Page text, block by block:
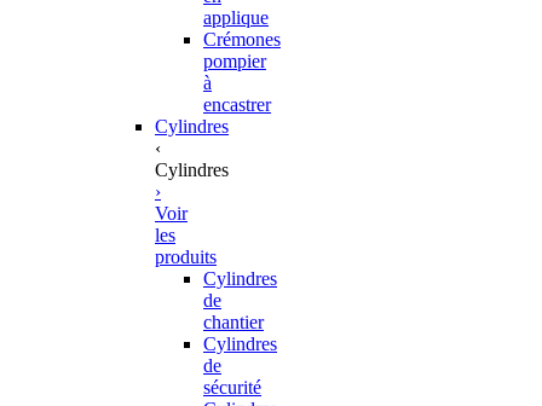
applique
Crémones
pompier
à
encastrer
Cylindres
‹
Cylindres
›
Voir
les
produits
Cylindres
de
chantier
Cylindres
de
sécurité